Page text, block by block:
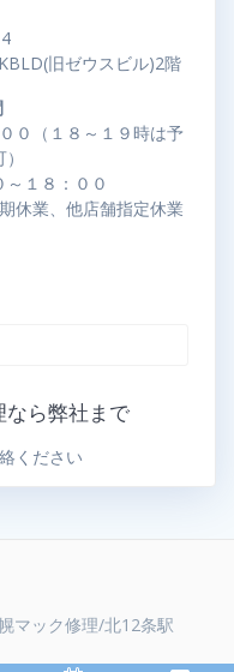
旧ゼウスビル)2階
（１８～１９時は予
～１８：００
業、他店舗指定休業
なら弊社まで
ください
ック修理/北12条駅